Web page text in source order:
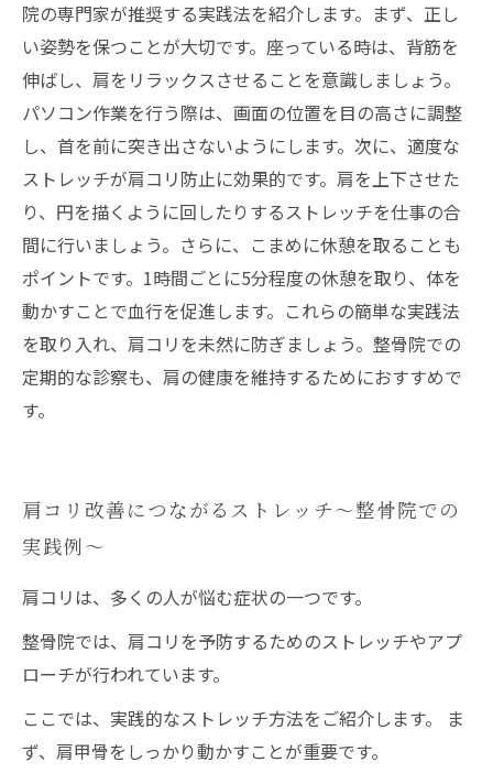
院の専門家が推奨する実践法を紹介します。まず、正し
い姿勢を保つことが大切です。座っている時は、背筋を
伸ばし、肩をリラックスさせることを意識しましょう。
パソコン作業を行う際は、画面の位置を目の高さに調整
し、首を前に突き出さないようにします。次に、適度な
ストレッチが肩コリ防止に効果的です。肩を上下させた
り、円を描くように回したりするストレッチを仕事の合
間に行いましょう。さらに、こまめに休憩を取ることも
ポイントです。1時間ごとに5分程度の休憩を取り、体を
動かすことで血行を促進します。これらの簡単な実践法
を取り入れ、肩コリを未然に防ぎましょう。整骨院での
定期的な診察も、肩の健康を維持するためにおすすめで
す。
肩コリ改善につながるストレッチ〜整骨院での
実践例〜
肩コリは、多くの人が悩む症状の一つです。
整骨院では、肩コリを予防するためのストレッチやアプ
ローチが行われています。
ここでは、実践的なストレッチ方法をご紹介します。 ま
ず、肩甲骨をしっかり動かすことが重要です。